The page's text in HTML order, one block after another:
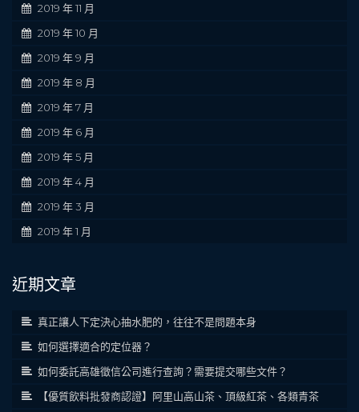
2019 年 11 月
2019 年 10 月
2019 年 9 月
2019 年 8 月
2019 年 7 月
2019 年 6 月
2019 年 5 月
2019 年 4 月
2019 年 3 月
2019 年 1 月
近期文章
真正讓人下定決心抽水肥的，往往不是問題本身
如何選擇適合的定位器？
如何委託高雄徵信公司進行查詢？需要提交哪些文件？
【優質飲料批發商認證】阿里山高山茶、頂級紅茶、各類青茶